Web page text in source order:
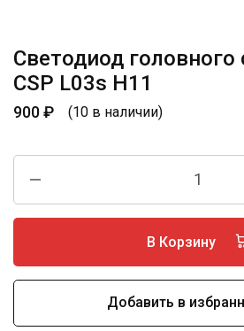
Светодиод головного
CSP L03s H11
900₽ (10 в наличии)
В Корзину
Добавить в